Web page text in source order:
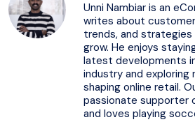
Unni Nambiar is an
writes about
trends, and
grow. He enjoys
latest developments
industry and exploring
shaping online retail.
passionate supporter
and loves playing